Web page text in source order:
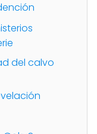
del calvo